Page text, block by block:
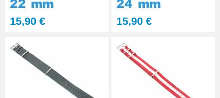
15,90 € 15,90 €